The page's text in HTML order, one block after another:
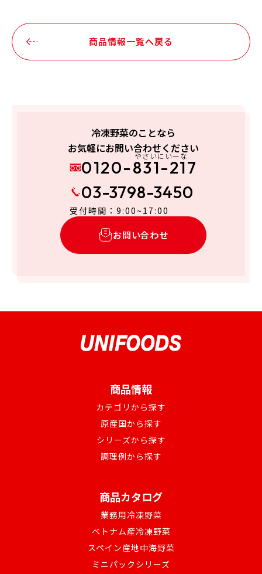
商品情報一覧へ戻る
冷凍野菜のことなら
お気軽にお問い合わせください
0120-831-217
やさいにいーな
03-3798-3450
受付時間：9:00~17:00
お問い合わせ
商品情報
カテゴリから探す
原産国から探す
シリーズから探す
調理例から探す
商品カタログ
業務用冷凍野菜
ベトナム産冷凍野菜
スペイン産地中海野菜
ミニパックシリーズ